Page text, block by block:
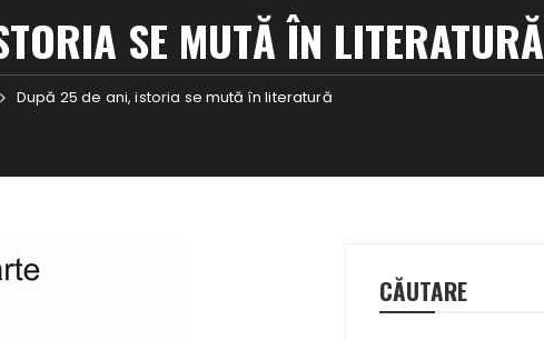
SE MUTĂ ÎN LITERATURĂ
După 25 de ani, istoria se mută în literatură
CĂUTARE